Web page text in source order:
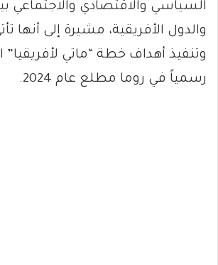
السياسي والاقتصادي والاجتماعي
والدول الأفريقية، مشيرة إلى أنها
وتنفيذ أهداف خطة “ماتي لأفريقيا”
رسمياً في روما مطلع عام 2024.